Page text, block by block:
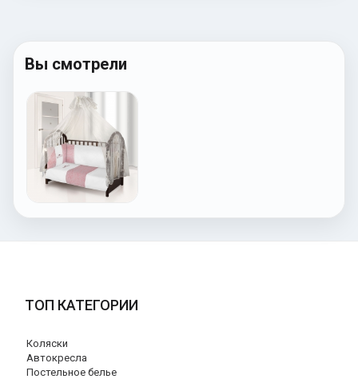
Вы смотрели
ТОП КАТЕГОРИИ
Коляски
Автокресла
Постельное белье